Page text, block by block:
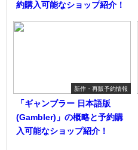
約購入可能なショップ紹介！
新作・再販予約情報
「ギャンブラー 日本語版
(Gambler)」の概略と予約購
入可能なショップ紹介！